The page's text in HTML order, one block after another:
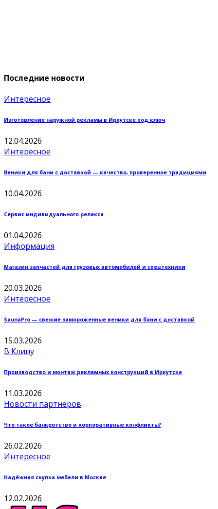
Последние новости
Интересное
Изготовление наружной рекламы в Иркутске под ключ
12.04.2026
Интересное
Веники для бани с доставкой — качество, проверенное традициями
10.04.2026
Сервис индивидуального релакса
01.04.2026
Информация
Магазин запчастей для грузовых автомобилей и спецтехники
20.03.2026
Интересное
SaunaPro — свежие замороженные веники для бани с доставкой
15.03.2026
В Клину
Производство и монтаж рекламных конструкций в Иркутске
11.03.2026
Новости партнеров
Что такое банкротство и корпоративные конфликты?
26.02.2026
Интересное
Надёжная скупка мебели в Москве
12.02.2026